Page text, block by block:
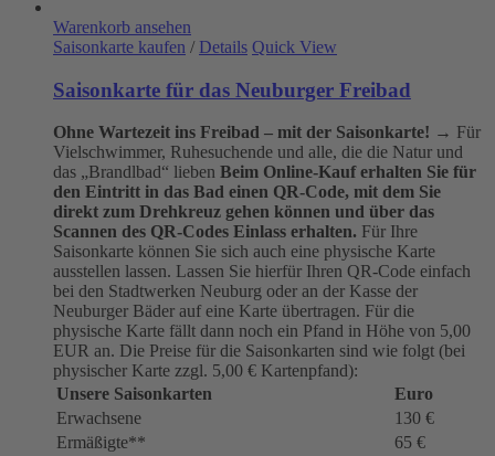
Warenkorb ansehen
Saisonkarte kaufen / Details Quick View
Saisonkarte für das Neuburger Freibad
Ohne Wartezeit ins Freibad – mit der Saisonkarte! → Für
Vielschwimmer, Ruhesuchende und alle, die die Natur und
das „Brandlbad“ lieben Beim Online-Kauf erhalten Sie für
den Eintritt in das Bad einen QR-Code, mit dem Sie
direkt zum Drehkreuz gehen können und über das
Scannen des QR-Codes Einlass erhalten. Für Ihre
Saisonkarte können Sie sich auch eine physische Karte
ausstellen lassen. Lassen Sie hierfür Ihren QR-Code einfach
bei den Stadtwerken Neuburg oder an der Kasse der
Neuburger Bäder auf eine Karte übertragen. Für die
physische Karte fällt dann noch ein Pfand in Höhe von 5,00
EUR an. Die Preise für die Saisonkarten sind wie folgt (bei
physischer Karte zzgl. 5,00 € Kartenpfand):
Unsere Saisonkarten
Euro
Erwachsene
130 €
Ermäßigte**
65 €